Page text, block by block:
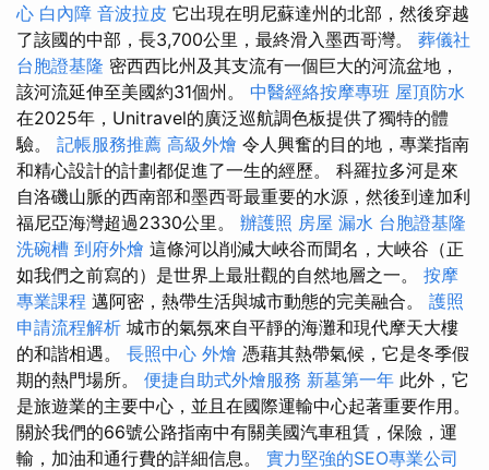
心 白內障 音波拉皮 它出現在明尼蘇達州的北部，然後穿越
了該國的中部，長3,700公里，最終滑入墨西哥灣。 葬儀社
台胞證基隆 密西西比州及其支流有一個巨大的河流盆地，
該河流延伸至美國約31個州。 中醫經絡按摩專班 屋頂防水
在2025年，Unitravel的廣泛巡航調色板提供了獨特的體
驗。 記帳服務推薦 高級外燴 令人興奮的目的地，專業指南
和精心設計的計劃都促進了一生的經歷。 科羅拉多河是來
自洛磯山脈的西南部和墨西哥最重要的水源，然後到達加利
福尼亞海灣超過2330公里。 辦護照 房屋 漏水 台胞證基隆
洗碗槽 到府外燴 這條河以削減大峽谷而聞名，大峽谷（正
如我們之前寫的）是世界上最壯觀的自然地層之一。 按摩
專業課程 邁阿密，熱帶生活與城市動態的完美融合。 護照
申請流程解析 城市的氣氛來自平靜的海灘和現代摩天大樓
的和諧相遇。 長照中心 外燴 憑藉其熱帶氣候，它是冬季假
期的熱門場所。 便捷自助式外燴服務 新墓第一年 此外，它
是旅遊業的主要中心，並且在國際運輸中心起著重要作用。
關於我們的66號公路指南中有關美國汽車租賃，保險，運
輸，加油和通行費的詳細信息。 實力堅強的SEO專業公司